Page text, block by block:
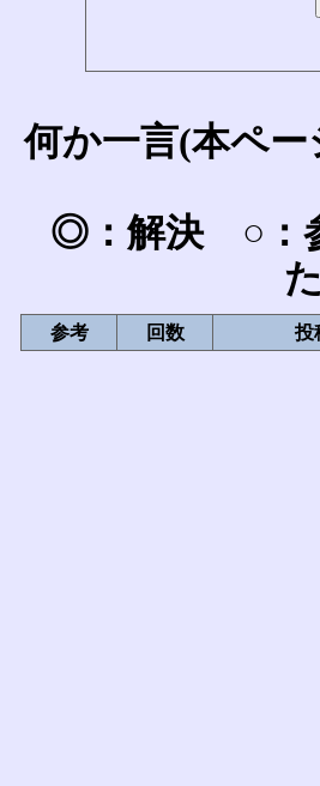
何か一言(本ペ
◎：解決 ○：
参考 回数 投